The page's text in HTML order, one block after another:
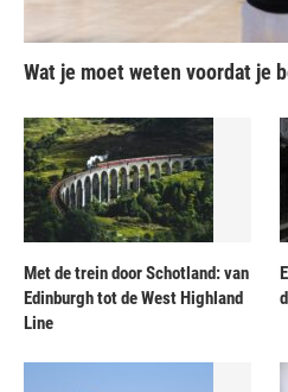
Wat je moet weten voordat je
Met de trein door Schotland: van
Edinburgh tot de West Highland
Line